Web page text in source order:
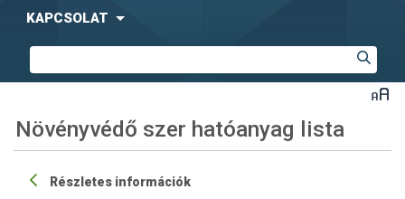
KAPCSOLAT
Növényvédő szer hatóanyag lista
Részletes információk